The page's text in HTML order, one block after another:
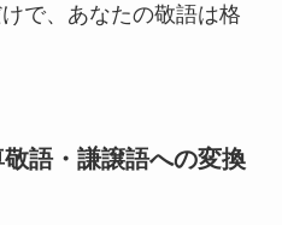
で、あなたの敬語は格
敬語・謙譲語への変換